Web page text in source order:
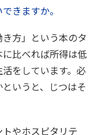
きますか。
方」という本のタ
比べれば所得は低
をしています。必
いうと、じつはそ
やホスピタリテ